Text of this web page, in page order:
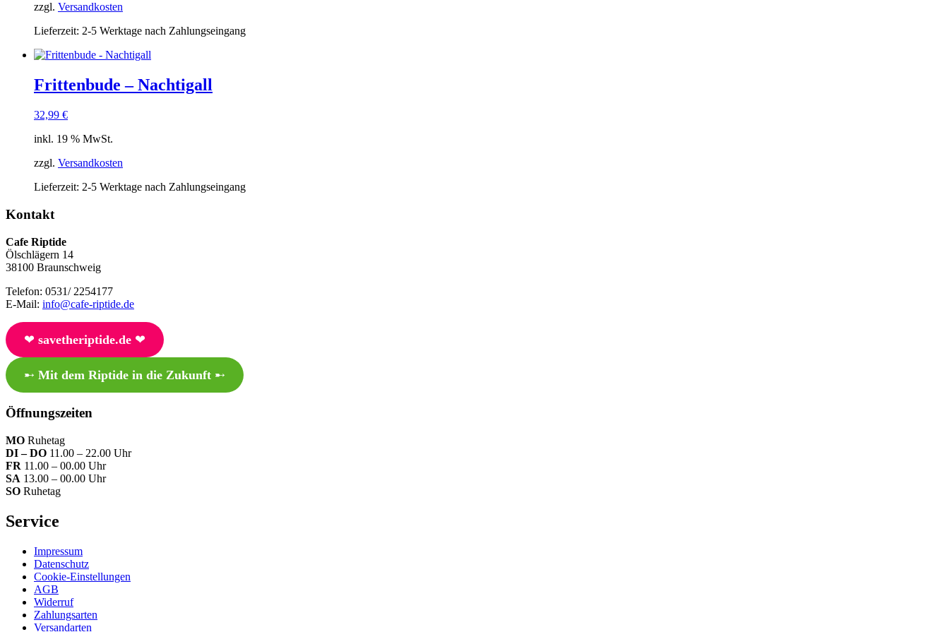
zzgl. Versandkosten
Lieferzeit: 2-5 Werktage nach Zahlungseingang
Frittenbude – Nachtigall
32,99 €
inkl. 19 % MwSt.
zzgl. Versandkosten
Lieferzeit: 2-5 Werktage nach Zahlungseingang
Kontakt
Cafe Riptide
Ölschlägern 14
38100 Braunschweig
Telefon: 0531/ 2254177
E-Mail: info@cafe-riptide.de
❤︎ savetheriptide.de❤︎
➸ Mit dem Riptide in die Zukunft➸
Öffnungszeiten
MO Ruhetag
DI – DO 11.00 – 22.00 Uhr
FR 11.00 – 00.00 Uhr
SA 13.00 – 00.00 Uhr
SO Ruhetag
Service
Impressum
Datenschutz
Cookie-Einstellungen
AGB
Widerruf
Zahlungsarten
Versandarten